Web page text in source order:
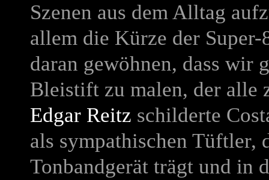
Szenen aus dem Alltag
allem die Kürze der
daran gewöhnen, dass wir
Bleistift zu malen, der alle
Edgar Reitz schilderte
als sympathischen Tüftler,
Tonbandgerät trägt und in